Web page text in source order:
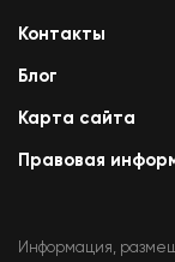
Контакты
Блог
Карта сайта
Правовая
Информация,